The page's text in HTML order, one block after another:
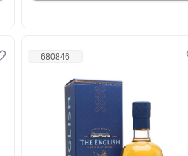
680846